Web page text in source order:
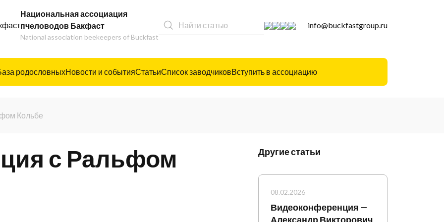
Национальная ассоциация
пчеловодов Бакфаст
National association beekeepers of Buckfast
info@buckfastgroup.ru
родословныхНовости и событияСтатьиСписок заводчиковВступить в ассоциацию
Кольбе
с Ральфом
Другие статьи
08.02.2026
Видеоконференция —
Александр Викторович